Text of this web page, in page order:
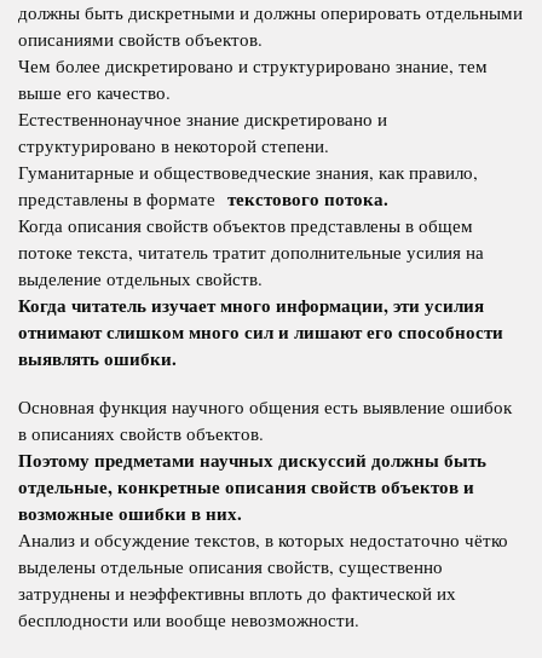
должны быть дискретными и должны оперировать отдельными
описаниями свойств объектов.
Чем более дискретировано и структурировано знание, тем
выше его качество.
Естественнонаучное знание дискретировано и
структурировано в некоторой степени.
Гуманитарные и обществоведческие знания, как правило,
представлены в формате текстового потока.
Когда описания свойств объектов представлены в общем
потоке текста, читатель тратит дополнительные усилия на
выделение отдельных свойств.
Когда читатель изучает много информации, эти усилия
отнимают слишком много сил и лишают его способности
выявлять ошибки.
Основная функция научного общения есть выявление ошибок
в описаниях свойств объектов.
Поэтому предметами научных дискуссий должны быть
отдельные, конкретные описания свойств объектов и
возможные ошибки в них.
Анализ и обсуждение текстов, в которых недостаточно чётко
выделены отдельные описания свойств, существенно
затруднены и неэффективны вплоть до фактической их
бесплодности или вообще невозможности.